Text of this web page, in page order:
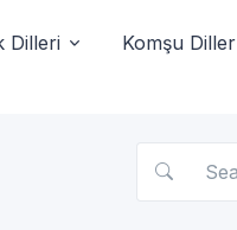
Dilleri Komşu Diller